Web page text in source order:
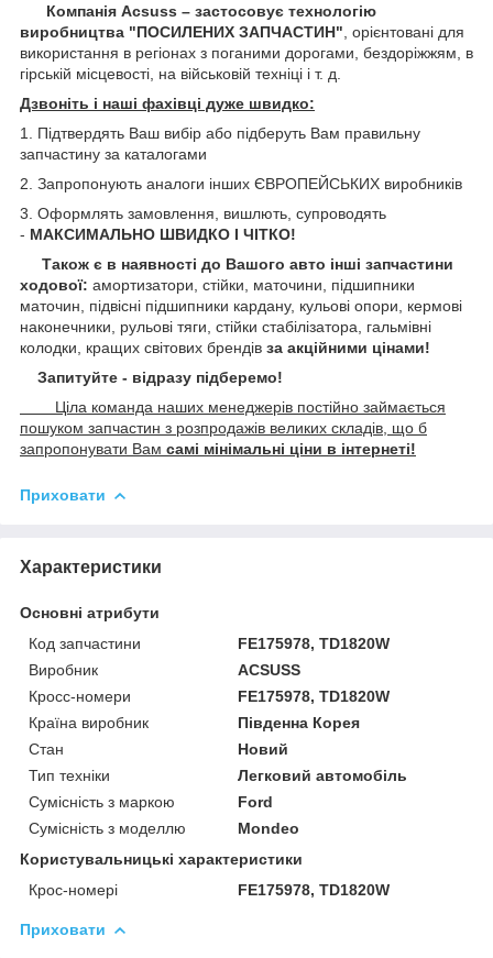
Компанія Acsuss – застосовує технологію
виробництва "ПОСИЛЕНИХ ЗАПЧАСТИН" , орієнтовані для
використання в регіонах з поганими дорогами, бездоріжжям, в
гірській місцевості, на військовій техніці і т. д.
Дзвоніть і наші фахівці дуже швидко:
1. Підтвердять Ваш вибір або підберуть Вам правильну
запчастину за каталогами
2. Запропонують аналоги інших ЄВРОПЕЙСЬКИХ виробників
3. Оформлять замовлення, вишлють, супроводять
- МАКСИМАЛЬНО ШВИДКО І ЧІТКО!
Також є в наявності до Вашого авто інші запчастини
ходової: амортизатори, стійки, маточини, підшипники
маточин, підвісні підшипники кардану, кульові опори, кермові
наконечники, рульові тяги, стійки стабілізатора, гальмівні
колодки, кращих світових брендів за акційними цінами!
Запитуйте - відразу підберемо!
Ціла команда наших менеджерів постійно займається
пошуком запчастин з розпродажів великих складів, що б
запропонувати Вам самі мінімальні ціни в інтернеті!
Приховати
Характеристики
Основні атрибути
Код запчастини
FE175978, TD1820W
Виробник
ACSUSS
Кросс-номери
FE175978, TD1820W
Країна виробник
Південна Корея
Стан
Новий
Тип техніки
Легковий автомобіль
Сумісність з маркою
Ford
Сумісність з моделлю
Mondeo
Користувальницькі характеристики
Крос-номері
FE175978, TD1820W
Приховати